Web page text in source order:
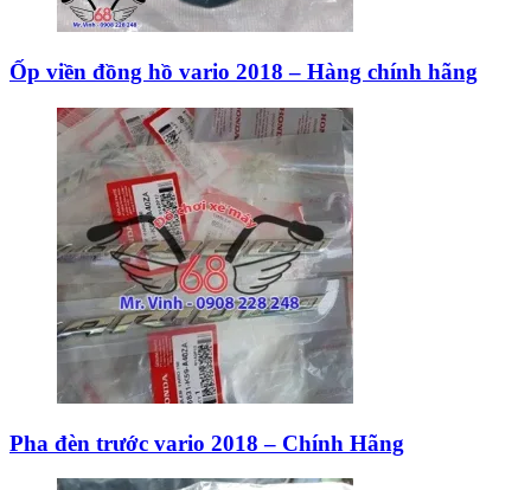
Ốp viền đồng hồ vario 2018 – Hàng chính hãng
Pha đèn trước vario 2018 – Chính Hãng